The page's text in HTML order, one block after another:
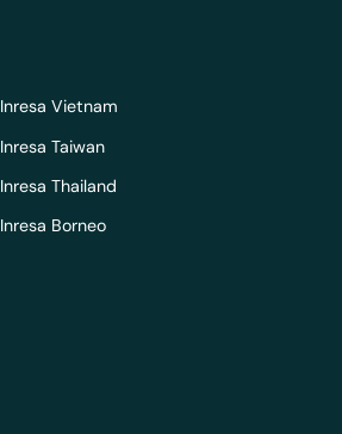
Inresa Vietnam
Inresa Taiwan
Inresa Thailand
Inresa Borneo